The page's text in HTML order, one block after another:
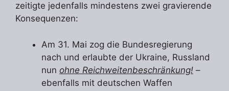
zeitigte jedenfalls mindestens zwei gravierende
Konsequenzen:
Am 31. Mai zog die Bundesregierung
nach und erlaubte der Ukraine, Russland
nun ohne Reichweitenbeschränkung! –
ebenfalls mit deutschen Waffen